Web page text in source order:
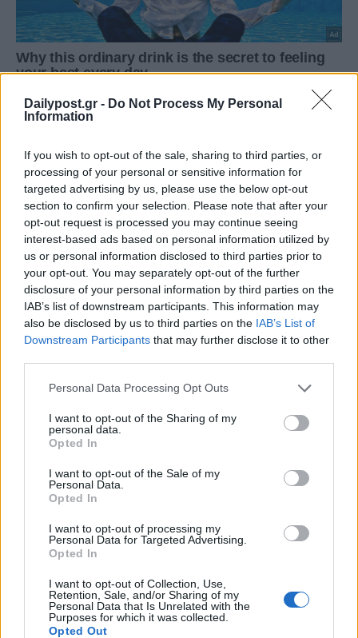
Dailypost.gr - Do Not Process My Personal
Information
If you wish to opt-out of the sale, sharing to third parties, or
processing of your personal or sensitive information for
targeted advertising by us, please use the below opt-out
section to confirm your selection. Please note that after your
opt-out request is processed you may continue seeing
interest-based ads based on personal information utilized by
us or personal information disclosed to third parties prior to
your opt-out. You may separately opt-out of the further
disclosure of your personal information by third parties on the
IAB’s list of downstream participants. This information may
also be disclosed by us to third parties on the IAB’s List of
Downstream Participants that may further disclose it to other
Personal Data Processing Opt Outs
I want to opt-out of the Sharing of my
personal data.
Opted In
I want to opt-out of the Sale of my
Personal Data.
Opted In
I want to opt-out of processing my
Personal Data for Targeted Advertising.
Opted In
I want to opt-out of Collection, Use,
Retention, Sale, and/or Sharing of my
Personal Data that Is Unrelated with the
Purposes for which it was collected.
Opted Out